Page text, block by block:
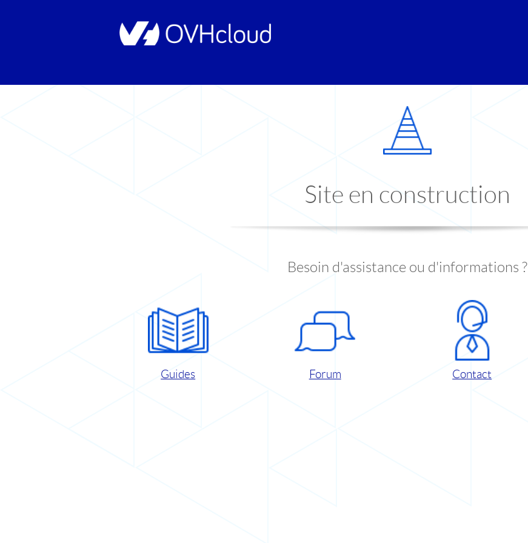
Site en construction
Besoin d'assistance ou d'informations ?
Guides Forum Contact